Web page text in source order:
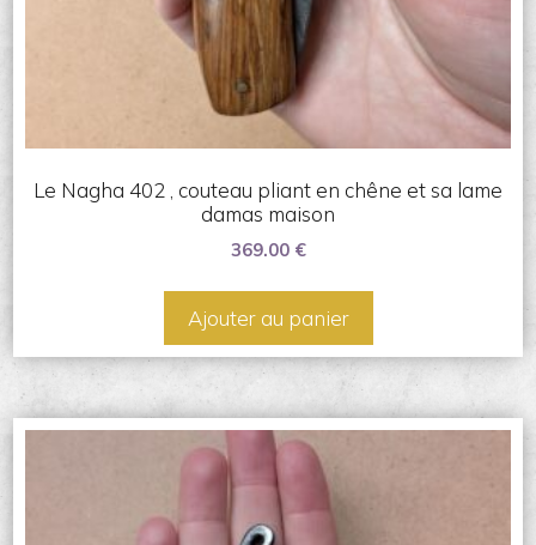
Le Nagha 402 , couteau pliant en chêne et sa lame
damas maison
369.00 €
Ajouter au panier